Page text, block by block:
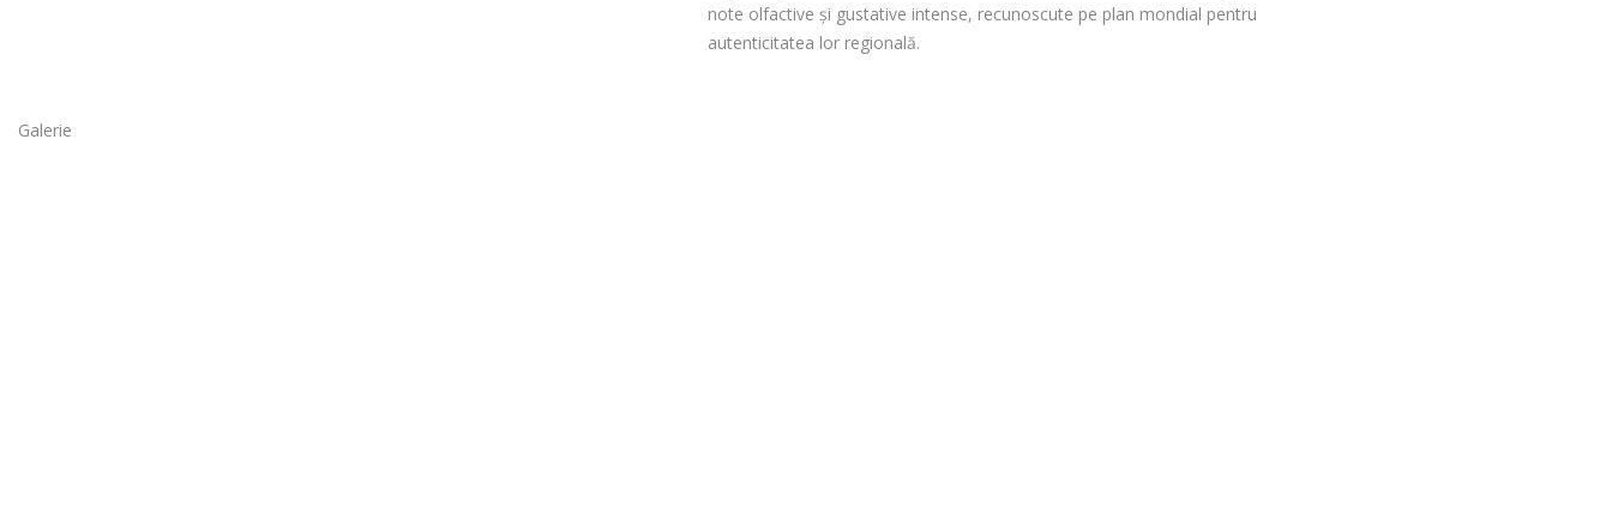
note olfactive și gustative intense, recunoscute pe plan mondial pentru
autenticitatea lor regională.
Galerie